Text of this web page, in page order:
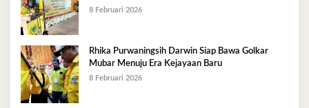
8 Februari 2026
Rhika Purwaningsih Darwin Siap Bawa Golkar
Mubar Menuju Era Kejayaan Baru
8 Februari 2026